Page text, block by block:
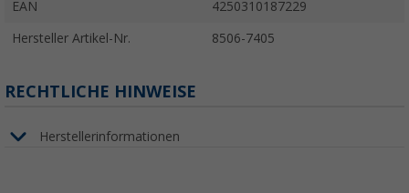
EAN 4250310187229
Hersteller Artikel-Nr. 8506-7405
RECHTLICHE HINWEISE
Herstellerinformationen